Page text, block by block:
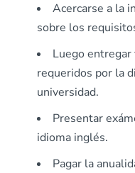
Acercarse a la
sobre los
Luego
requeridos por la
universidad.
Presentar
idioma inglés.
Pagar la